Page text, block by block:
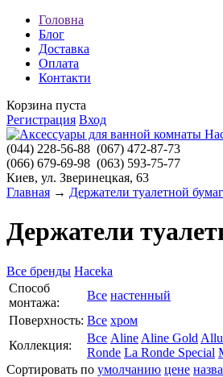
Головна
Блог
Доставка
Оплата
Контакти
Корзина пуста
Регистрация Вход
(044) 228-56-88 (067) 472-87-73
(066) 679-69-98 (063) 593-75-77
Киев, ул. Зверинецкая, 63
Главная → Держатели туалетной
Держатели
Все бренды Haceka
Способ
монтажа:
Все настенный
Поверхность: Все хром
Коллекция:
Все Aline Aline Gold
Ronde La Ronde Special
Сортировать по умолчанию цене